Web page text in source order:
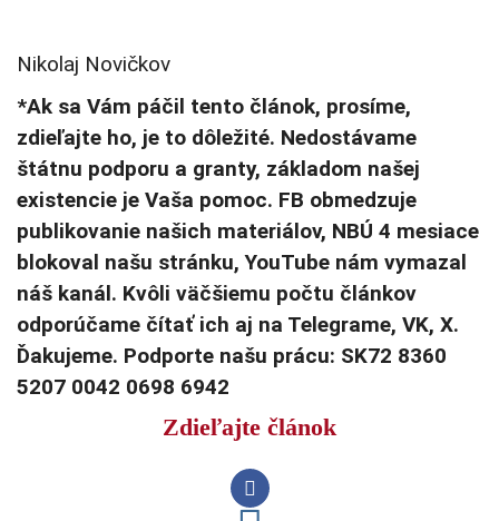
Nikolaj Novičkov
*Ak sa Vám páčil tento článok, prosíme,
zdieľajte ho, je to dôležité. Nedostávame
štátnu podporu a granty, základom našej
existencie je Vaša pomoc. FB obmedzuje
publikovanie našich materiálov, NBÚ 4 mesiace
blokoval našu stránku, YouTube nám vymazal
náš kanál. Kvôli väčšiemu počtu článkov
odporúčame čítať ich aj na Telegrame, VK, X.
Ďakujeme. Podporte našu prácu: SK72 8360
5207 0042 0698 6942
Zdieľajte článok